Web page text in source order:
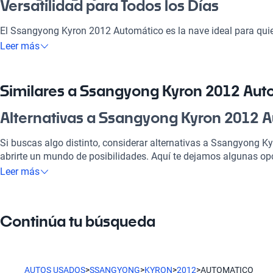
Versatilidad para Todos los Días
El Ssangyong Kyron 2012 Automático es la nave ideal para
espacio en cada viaje. Con su potente motor y tecnologías
opción en el competitivo mercado chileno.
¿Por qué elegir Ssangyong Kyron 2012
Disfrutá de la mejor tecnología con tecnología moderna, lo que
placentero y conectado.
Ssangyong Actyon Sports,Ssangyong Korando
Leer más
Similares a Ssangyong Kyron 2012
Alternativas a Ssangyong Kyron 2012
Si buscas algo distinto, considerar alternativas a Ssangyong
abrirte un mundo de posibilidades. Aquí te dejamos algunas
cada manejo.
Otra versión automática te permite disfrutar de la comodidad
Leer más
Continúa tu búsqueda
AUTOS USADOS>SSANGYONG>KYRON>2012>AUTOMATICO